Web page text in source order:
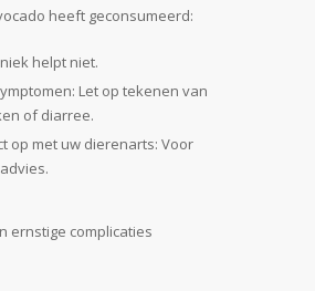
heeft geconsumeerd:
helpt niet.
Let op tekenen van
of diarree.
op met uw dierenarts: Voor
ernstige complicaties